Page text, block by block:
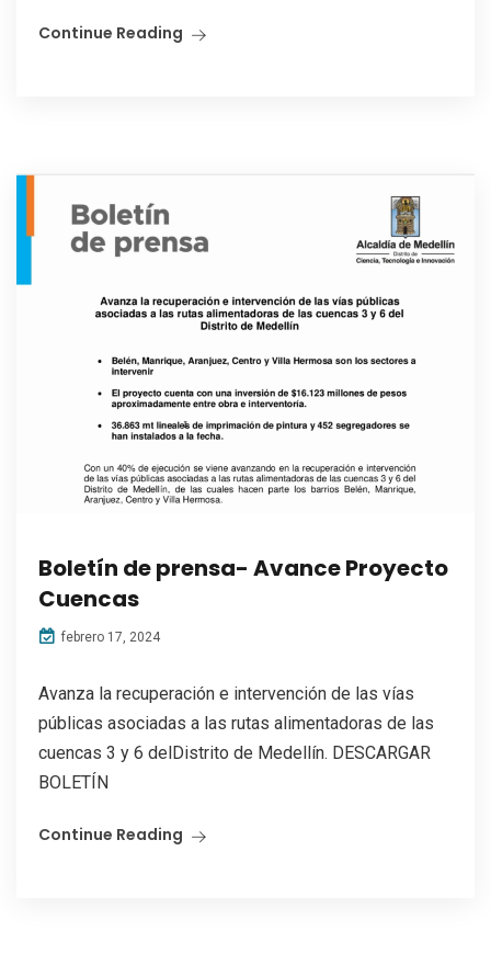
Continue Reading
Boletín de prensa- Avance Proyecto
Cuencas
febrero 17, 2024
Avanza la recuperación e intervención de las vías
públicas asociadas a las rutas alimentadoras de las
cuencas 3 y 6 delDistrito de Medellín. DESCARGAR
BOLETÍN
Continue Reading